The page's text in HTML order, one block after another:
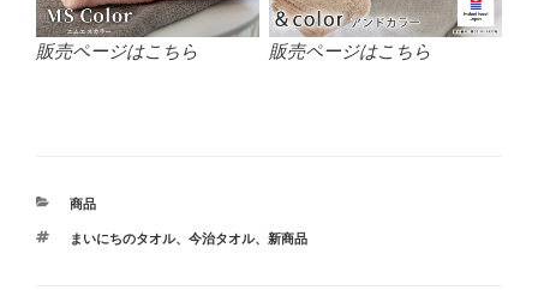
販売ページはこちら 販売ページはこちら
カ
ゴ
商品
タ
まいにちのタオル、 今治タオル、 新商品